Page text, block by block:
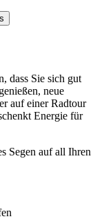
dass Sie sich gut
neue
auf einer Radtour
Energie für
Segen auf all Ihren